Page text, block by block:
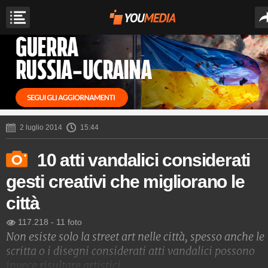
2 luglio 2014 15:44
10 atti vandalici considerati
gesti creativi che migliorano le
città
117.218 - 11 foto
Non esiste solo la street art nelle città, spesso anche le
scritta o i disegni considerati atti vandalici possono
invece risultare artistici.